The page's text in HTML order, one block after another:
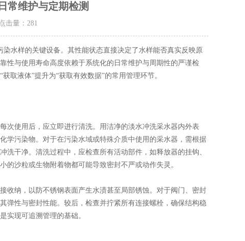
常维护与定期检测
击量： 281
染水样的关键设备。其性能状态直接决定了水样能否真实反映原
性与使用寿命高度依赖于系统化的日常维护与周期性的严谨检
取液体”提升为“获取有效数据”的常用管理环节。
使用后，应立即进行清洗。用洁净的淡水冲洗采水器内外表
学污染物。对于在污染水域或特殊介质中使用的采水器，需根据
干净。清洗过程中，应检查所有活动部件，如释放器的挂钩、
沙粒或生物附着物都可能导致密封不严或动作失灵。
纳，以防不锈钢表面产生水渍甚至局部锈蚀。对于阀门、密封
弹性与密封性能。较后，检查并拧紧所有连接螺栓，确保结构稳
实现可追溯管理的基础。